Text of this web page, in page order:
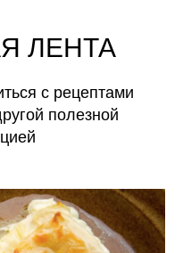
ЛЕНТА
с рецептами
полезной